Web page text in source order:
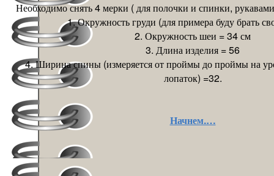
Необходимо снять 4 мерки ( для полочки и спинки,
1. Окружность груди (для примера буду брать
2. Окружность шеи = 34 см
3. Длина изделия = 56
4. Ширина спины (измеряется от проймы до проймы на
лопаток) =32.
Начнем.…